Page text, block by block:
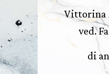
Vittorina
ved.
di